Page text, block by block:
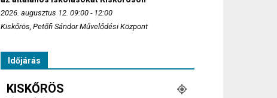
2026. augusztus 12. 09:00 - 12:00
Kiskőrös, Petőfi Sándor Művelődési Központ
Időjárás
KISKŐRÖS